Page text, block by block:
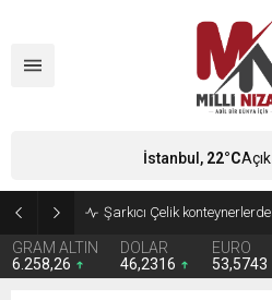
İran 2 ülkeyi birden vurdu
GRAM ALTIN
6.258,26
DOLAR
46,2316
EURO
53,5743
İstanbul, 22°CAçık